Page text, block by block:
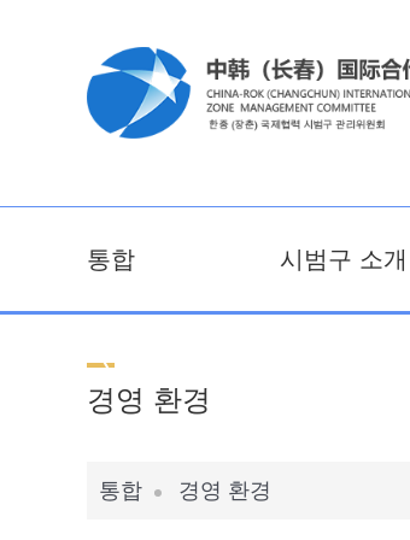
통합 시범구 소개
경영 환경
통합 경영 환경